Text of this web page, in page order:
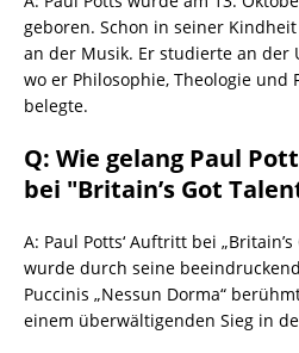
geboren. Schon in seiner
an der Musik. Er studierte an der
wo er Philosophie, Theologie und
belegte.
Q: Wie gelang Paul
bei "Britain’s Got
A: Paul Potts‘ Auftritt bei
wurde durch seine
Puccinis „Nessun Dorma“
einem überwältigenden Sieg in